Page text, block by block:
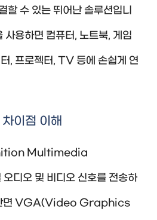
할 수 있는 뛰어난 솔루션입니
사용하면 컴퓨터, 노트북, 게임
, 프로젝터, TV 등에 손쉽게 연
이점 이해
Multimedia
디오 및 비디오 신호를 전송하
반면 VGA(Video Graphics